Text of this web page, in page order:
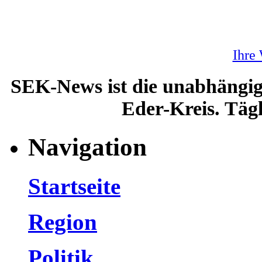
Ihre
SEK-News ist die
Eder-Kreis.
Navigation
Startseite
Region